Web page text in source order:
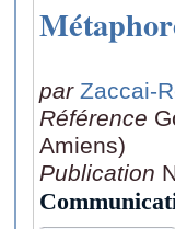
par Zaccai-
Référence
Amiens)
Publication